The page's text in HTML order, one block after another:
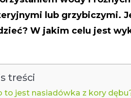
lub grzybiczymi.
W jakim celu jest
treści
to jest nasiadówka z kory